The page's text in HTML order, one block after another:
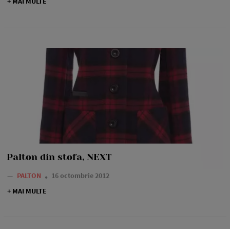
Palton din stofa, NEXT
— PALTON
16 octombrie 2012
+ MAI MULTE